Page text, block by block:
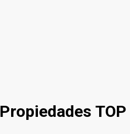
Propiedades TOP